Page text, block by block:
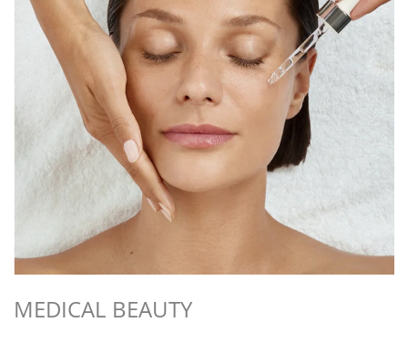
MEDICAL BEAUTY